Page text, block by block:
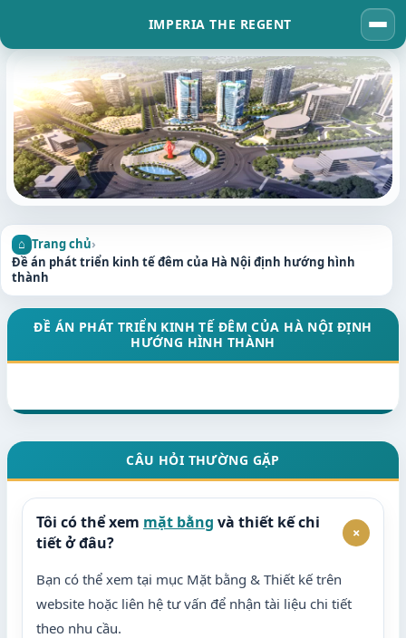
IMPERIA THE REGENT
Trang chủ›
Đề án phát triển kinh tế đêm của Hà Nội định hướng hình
thành
ĐỀ ÁN PHÁT TRIỂN KINH TẾ ĐÊM CỦA HÀ NỘI ĐỊNH
HƯỚNG HÌNH THÀNH
CÂU HỎI THƯỜNG GẶP
Tôi có thể xem mặt bằng và thiết kế chi
tiết ở đâu?
+
Bạn có thể xem tại mục Mặt bằng & Thiết kế trên
website hoặc liên hệ tư vấn để nhận tài liệu chi tiết
theo nhu cầu.